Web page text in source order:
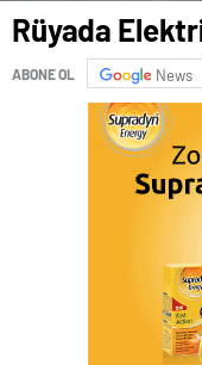
Rüyada
ABONE OL News